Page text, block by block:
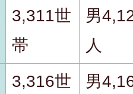
3,311世
帯
男
人
3,316世
男